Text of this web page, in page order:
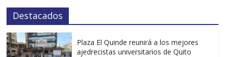
Destacados
Plaza El Quinde reunirá a los mejores
ajedrecistas universitarios de Quito